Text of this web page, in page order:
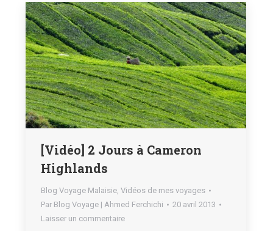
[Vidéo] 2 Jours à Cameron
Highlands
Blog Voyage Malaisie,Vidéos de mes voyages
Par Blog Voyage | Ahmed Ferchichi
20 avril 2013
Laisser un commentaire